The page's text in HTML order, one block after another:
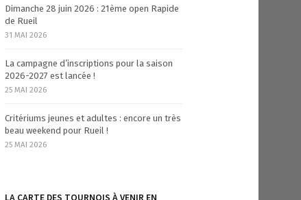
Dimanche 28 juin 2026 : 21ème open Rapide
de Rueil
31 MAI 2026
La campagne d’inscriptions pour la saison
2026-2027 est lancée !
25 MAI 2026
Critériums jeunes et adultes : encore un très
beau weekend pour Rueil !
25 MAI 2026
LA CARTE DES TOURNOIS À VENIR EN